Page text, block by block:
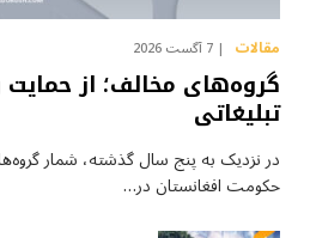
مقالات 7 آگست 2026
گروه‌های مخالف؛ از
تبلیغاتی
در نزدیک به پنج سال گذشته، شمار
حکومت افغانستان در…